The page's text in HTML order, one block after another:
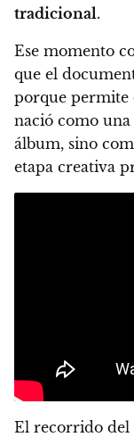
tradicional.
Ese momento
que el
porque permite
nació como
álbum, sino
etapa creativa
El recorrido del